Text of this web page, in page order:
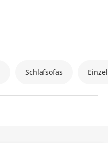
Schlafsofas